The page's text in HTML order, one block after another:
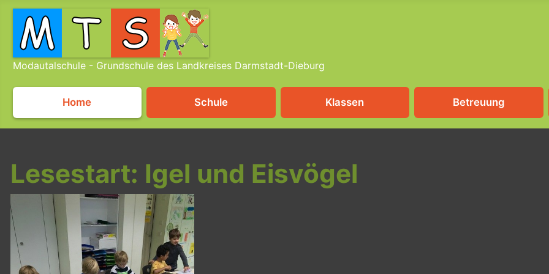
Modautalschule - Grundschule des Landkreises Darmstadt-Dieburg
Home Schule Klassen Betreuung
Lesestart: Igel und Eisvögel